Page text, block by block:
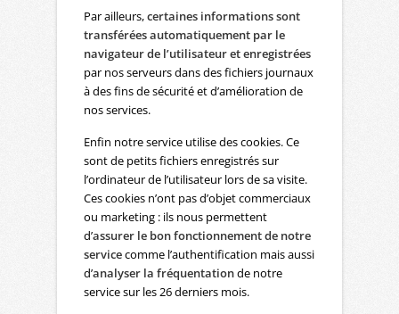
Par ailleurs,certaines informations sont
transférées automatiquement par le
navigateur de l’utilisateur et enregistrées
par nos serveurs dans des fichiers journaux
à des fins de sécurité et d’amélioration de
nos services.
Enfin notre service utilise des cookies. Ce
sont de petits fichiers enregistrés sur
l’ordinateur de l’utilisateur lors de sa visite.
Ces cookies n’ont pas d’objet commerciaux
ou marketing : ils nous permettent
d’assurer le bon fonctionnement de notre
servicecomme l’authentification mais aussi
d’analyser la fréquentationde notre
service sur les 26 derniers mois.